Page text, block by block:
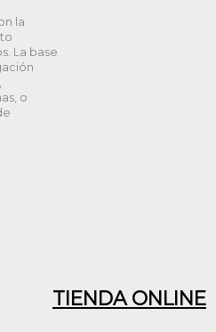
la
La base
o
TIENDA ONLINE